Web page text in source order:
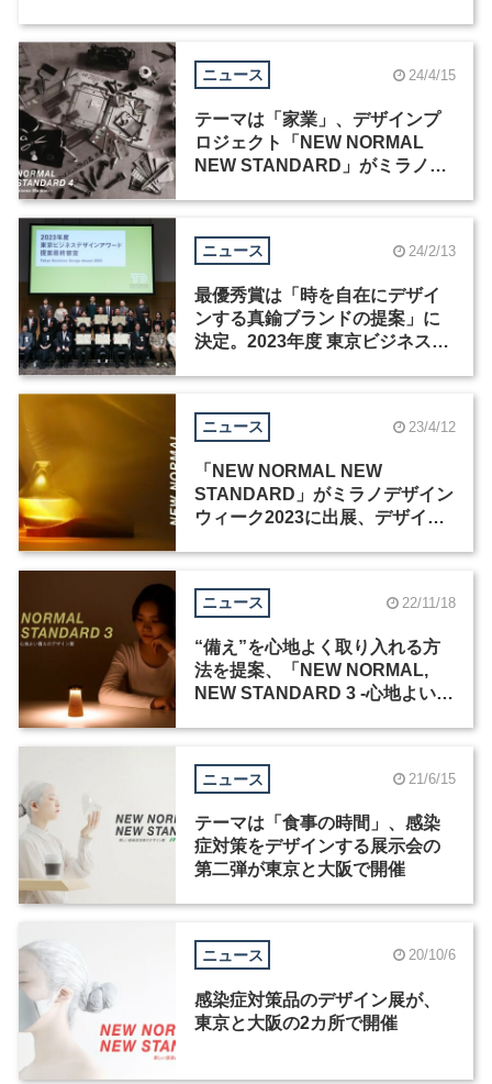
ニュース 24/4/15
テーマは「家業」、デザインプ
ロジェクト「NEW NORMAL
NEW STANDARD」がミラノデ
ニュース 24/2/13
最優秀賞は「時を自在にデザイ
ンする真鍮ブランドの提案」に
決定。2023年度 東京ビジネスデ
ニュース 23/4/12
「NEW NORMAL NEW
STANDARD」がミラノデザイン
ウィーク2023に出展、デザイナ
ニュース 22/11/18
“備え”を⼼地よく取り⼊れる⽅
法を提案、「NEW NORMAL,
NEW STANDARD 3 -⼼地よい備
ニュース 21/6/15
テーマは「食事の時間」、感染
症対策をデザインする展示会の
第二弾が東京と大阪で開催
ニュース 20/10/6
感染症対策品のデザイン展が、
東京と大阪の2カ所で開催